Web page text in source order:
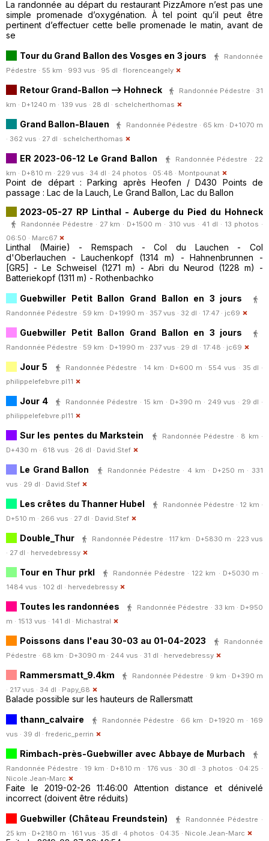
La randonnée au départ du restaurant PizzAmore n’est pas une
simple promenade d’oxygénation. À tel point qu’il peut être
pertinent d’effectuer cette belle promenade le matin, avant de
se
Tour du Grand Ballon des Vosges en 3 jours
Randonnée
Pédestre · 55 km · 993 vus · 95 dl · florenceangely
Retour Grand-Ballon --> Hohneck
Randonnée Pédestre · 31
km · D+1240 m · 139 vus · 28 dl · schelcherthomas
Grand Ballon-Blauen
Randonnée Pédestre · 65 km · D+1070 m
· 362 vus · 27 dl · schelcherthomas
ER 2023-06-12 Le Grand Ballon
Randonnée Pédestre · 22
km · D+810 m · 229 vus · 34 dl · 24 photos · 05:48 · Montpounat
Point de départ : Parking après Heofen / D430 Points de
passage : Lac de la Lauch, Le Grand Ballon, Lac du Ballon
2023-05-27 RP Linthal - Auberge du Pied du Hohneck
Randonnée Pédestre · 27 km · D+1500 m · 310 vus · 41 dl · 13 photos ·
06:50 · Marc67
Linthal (Mairie) - Remspach - Col du Lauchen - Col
d'Oberlauchen - Lauchenkopf (1314 m) - Hahnenbrunnen -
[GR5] - Le Schweisel (1271 m) - Abri du Neurod (1228 m) -
Batteriekopf (1311 m) - Rothenbachko
Guebwiller Petit Ballon Grand Ballon en 3 jours
Randonnée Pédestre · 59 km · D+1990 m · 357 vus · 32 dl · 17:47 · jc69
Guebwiller Petit Ballon Grand Ballon en 3 jours
Randonnée Pédestre · 59 km · D+1990 m · 237 vus · 29 dl · 17:48 · jc69
Jour 5
Randonnée Pédestre · 14 km · D+600 m · 554 vus · 35 dl ·
philippelefebvre.pl11
Jour 4
Randonnée Pédestre · 15 km · D+390 m · 249 vus · 29 dl ·
philippelefebvre.pl11
Sur les pentes du Markstein
Randonnée Pédestre · 8 km ·
D+430 m · 618 vus · 26 dl · David.Stef
Le Grand Ballon
Randonnée Pédestre · 4 km · D+250 m · 331
vus · 29 dl · David.Stef
Les crêtes du Thanner Hubel
Randonnée Pédestre · 12 km ·
D+510 m · 266 vus · 27 dl · David.Stef
Double_Thur
Randonnée Pédestre · 117 km · D+5830 m · 223 vus
· 27 dl · hervedebressy
Tour en Thur prkl
Randonnée Pédestre · 122 km · D+5030 m ·
1484 vus · 102 dl · hervedebressy
Toutes les randonnées
Randonnée Pédestre · 33 km · D+950
m · 1513 vus · 141 dl · Michastral
Poissons dans l'eau 30-03 au 01-04-2023
Randonnée
Pédestre · 68 km · D+3090 m · 244 vus · 31 dl · hervedebressy
Rammersmatt_9.4km
Randonnée Pédestre · 9 km · D+390 m
· 217 vus · 34 dl · Papy_68
Balade possible sur les hauteurs de Rallersmatt
thann_calvaire
Randonnée Pédestre · 66 km · D+1920 m · 169
vus · 39 dl · frederic_perrin
Rimbach-près-Guebwiller avec Abbaye de Murbach
Randonnée Pédestre · 19 km · D+810 m · 176 vus · 30 dl · 3 photos · 04:25 ·
Nicole.Jean-Marc
Faite le 2019-02-26 11:46:00 Attention distance et dénivelé
incorrect (doivent être réduits)
Guebwiller (Château Freundstein)
Randonnée Pédestre ·
25 km · D+2180 m · 161 vus · 35 dl · 4 photos · 04:35 · Nicole.Jean-Marc